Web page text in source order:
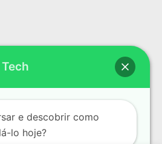
e descobrir como
lo hoje?